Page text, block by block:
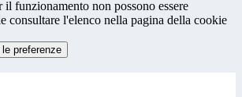
il funzionamento non possono essere
consultare l'elenco nella pagina della cookie
preferenze